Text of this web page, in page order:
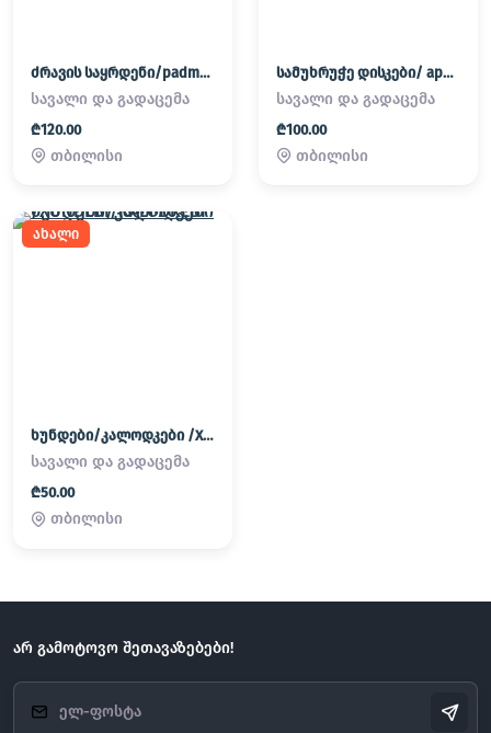
ძრავის საყრდენი/padmatornebi
სავალი და გადაცემა
₾120.00
თბილისი
სამუხრუჭე დისკები/ apornebi
სავალი და გადაცემა
₾100.00
თბილისი
ახალი
ხუნდები/კალოდკები /XUNDEBI/KALODKEBI
სავალი და გადაცემა
₾50.00
თბილისი
არ გამოტოვო შეთავაზებები!